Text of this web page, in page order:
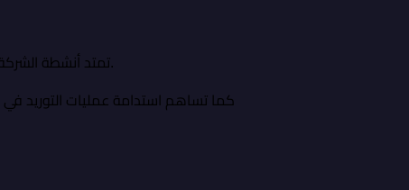
تمتد أنشطة الشركة إلى قطاع مواد البناء والتشطيبات، حيث توفر السيراميك والرخام والأحجار الطبيعية والأقمشة والسجاد والستائر.
كما تساهم استدامة عمليات التوريد